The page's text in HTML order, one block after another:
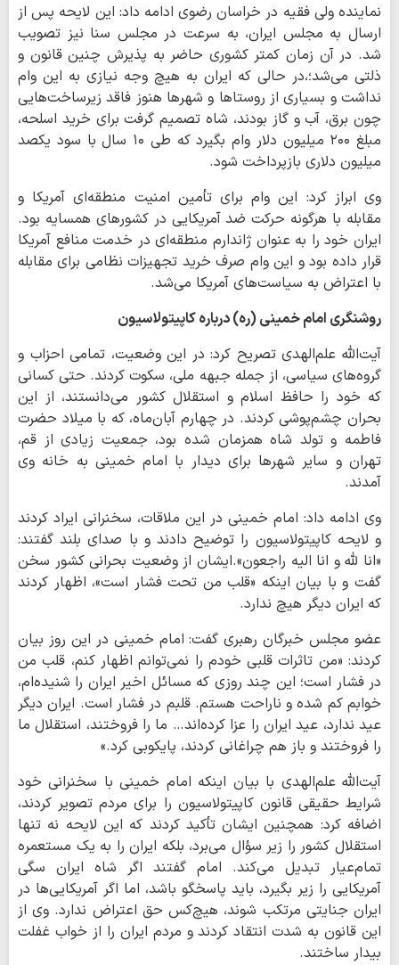
نماینده ولی فقیه در خراسان رضوی ادامه داد: این لایحه پس از
ارسال به مجلس ایران، به سرعت در مجلس سنا نیز تصویب
شد. در آن زمان کمتر کشوری حاضر به پذیرش چنین قانون و
ذلتی می‌شد؛،در حالی که ایران به هیچ وجه نیازی به این وام
نداشت و بسیاری از روستاها و شهرها هنوز فاقد زیرساخت‌هایی
چون برق، آب و گاز بودند، شاه تصمیم گرفت برای خرید اسلحه،
مبلغ ۲۰۰ میلیون دلار وام بگیرد که طی ۱۰ سال با سود یکصد
میلیون دلاری بازپرداخت شود.
وی ابراز کرد: این وام برای تأمین امنیت منطقه‌ای آمریکا و
مقابله با هرگونه حرکت ضد آمریکایی در کشورهای همسایه بود.
ایران خود را به عنوان ژاندارم منطقه‌ای در خدمت منافع آمریکا
قرار داده بود و این وام صرف خرید تجهیزات نظامی برای مقابله
با اعتراض به سیاست‌های آمریکا می‌شد.
روشنگری امام خمینی (ره) درباره کاپیتولاسیون
آیت‌الله علم‌الهدی تصریح کرد: در این وضعیت، تمامی احزاب و
گروه‌های سیاسی، از جمله جبهه ملی، سکوت کردند. حتی کسانی
که خود را حافظ اسلام و استقلال کشور می‌دانستند، از این
بحران چشم‌پوشی کردند. در چهارم آبان‌ماه، که با میلاد حضرت
فاطمه و تولد شاه همزمان شده بود، جمعیت زیادی از قم،
تهران و سایر شهرها برای دیدار با امام خمینی به خانه وی
آمدند.
وی ادامه داد: امام خمینی در این ملاقات، سخنرانی ایراد کردند
و لایحه کاپیتولاسیون را توضیح دادند و با صدای بلند گفتند:
«انا لله و انا الیه راجعون».ایشان از وضعیت بحرانی کشور سخن
گفت و با بیان اینکه «قلب من تحت فشار است»، اظهار کردند
که ایران دیگر هیچ ندارد.
عضو مجلس خبرگان رهبری گفت: امام خمینی در این روز بیان
کردند: «من تاثرات قلبی خودم را نمی‌توانم اظهار کنم، قلب من
در فشار است؛ این چند روزی که مسائل اخیر ایران را شنیده‌ام،
خوابم کم شده و ناراحت هستم. قلبم در فشار است. ایران دیگر
عید ندارد، عید ایران را عزا کرده‌اند… ما را فروختند، استقلال ما
را فروختند و باز هم چراغانی کردند، پایکوبی کرد.»
آیت‌الله علم‌الهدی با بیان اینکه امام خمینی با سخنرانی خود
شرایط حقیقی قانون کاپیتولاسیون را برای مردم تصویر کردند،
اضافه کرد: همچنین ایشان تأکید کردند که این لایحه نه تنها
استقلال کشور را زیر سؤال می‌برد، بلکه ایران را به یک مستعمره
تمام‌عیار تبدیل می‌کند. امام گفتند اگر شاه ایران سگی
آمریکایی را زیر بگیرد، باید پاسخگو باشد، اما اگر آمریکایی‌ها در
ایران جنایتی مرتکب شوند، هیچ‌کس حق اعتراض ندارد. وی از
این قانون به شدت انتقاد کردند و مردم ایران را از خواب غفلت
بیدار ساختند.